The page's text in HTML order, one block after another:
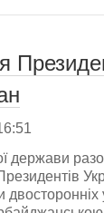
держави